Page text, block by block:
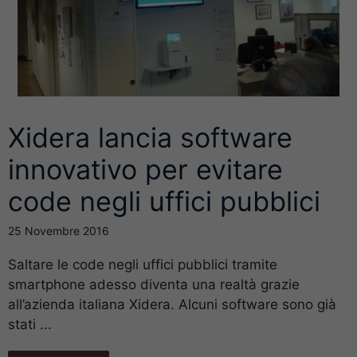
Xidera lancia software
innovativo per evitare
code negli uffici pubblici
25 Novembre 2016
Saltare le code negli uffici pubblici tramite
smartphone adesso diventa una realtà grazie
all’azienda italiana Xidera. Alcuni software sono già
stati ...